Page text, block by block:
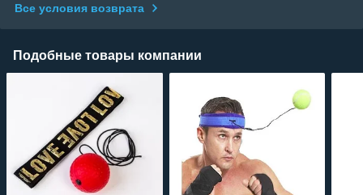
Все условия возврата
Подобные товары компании